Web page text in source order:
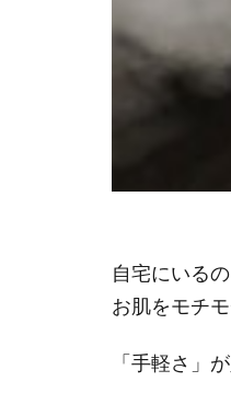
自宅にいる
お肌をモチ
「手軽さ」